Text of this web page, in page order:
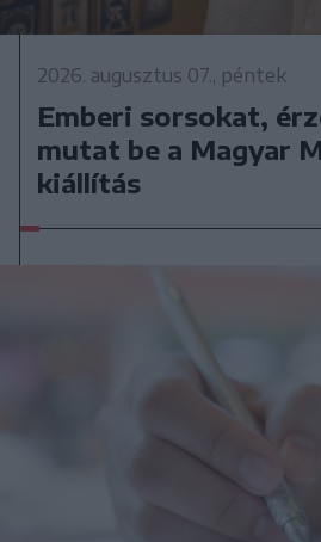
2026. augusztus 07., péntek
Emberi sorsokat,
mutat be a Magyar
kiállítás